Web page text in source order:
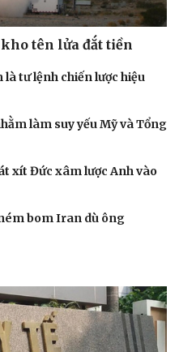
tên lửa đắt tiền
tư lệnh chiến lược hiệu
làm suy yếu Mỹ và Tổng
xít Đức xâm lược Anh vào
bom Iran dù ông